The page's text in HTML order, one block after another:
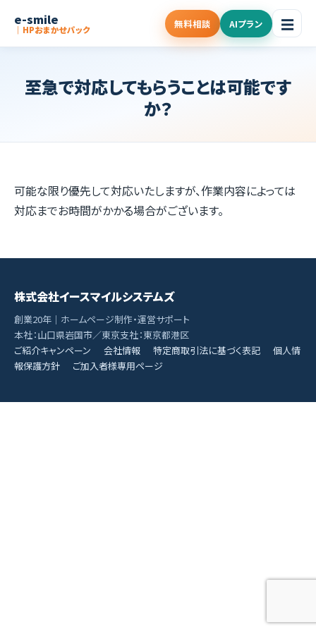
e-smile
｜HPおまかせパック 無料相談 AIプラン ☰
至急で対応してもらうことは可能です
か？
可能な限り優先して対応いたしますが、作業内容によっては
対応までお時間がかかる場合がございます。
株式会社イースマイルシステムズ
創業20年｜ホームページ制作・運営サポート
本社：山口県岩国市／東京支社：東京都港区
ご紹介キャンペーン
会社情報 特定商取引法に基づく表記
個人情
報保護方針
ご加入者様専用ページ